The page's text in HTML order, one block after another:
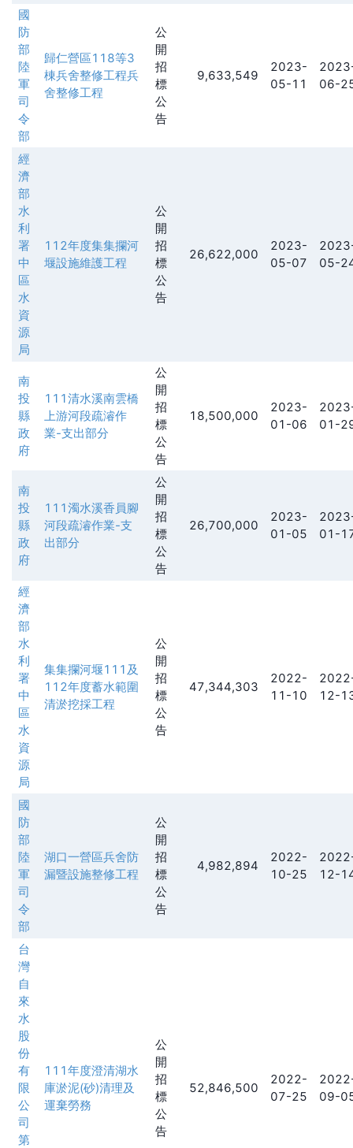
國
防
部
陸
軍
司
令
部
歸仁營區118等3
棟兵舍整修工程兵
舍整修工程
公
開
招
標
公
告
9,633,549
2023-
05-11
06-
經
濟
部
水
利
署
中
區
水
資
源
局
112年度集集攔河
堰設施維護工程
公
開
招
標
公
告
26,622,000
2023-
05-07
05-
南
投
縣
政
府
111清水溪南雲橋
上游河段疏濬作
業-支出部分
公
開
招
標
公
告
18,500,000
2023-
01-06
01-
南
投
縣
政
府
111濁水溪香員腳
河段疏濬作業-支
出部分
公
開
招
標
公
告
26,700,000
2023-
01-05
01-
經
濟
部
水
利
署
中
區
水
資
源
局
集集攔河堰111及
112年度蓄水範圍
清淤挖採工程
公
開
招
標
公
告
47,344,303
2022-
11-10
12-
國
防
部
陸
軍
司
令
部
湖口一營區兵舍防
漏暨設施整修工程
公
開
招
標
公
告
4,982,894
2022-
10-25
12-
台
灣
自
來
水
股
份
有
限
公
司
第
111年度澄清湖水
庫淤泥(砂)清理及
運棄勞務
公
開
招
標
公
告
52,846,500
2022-
07-25
09-